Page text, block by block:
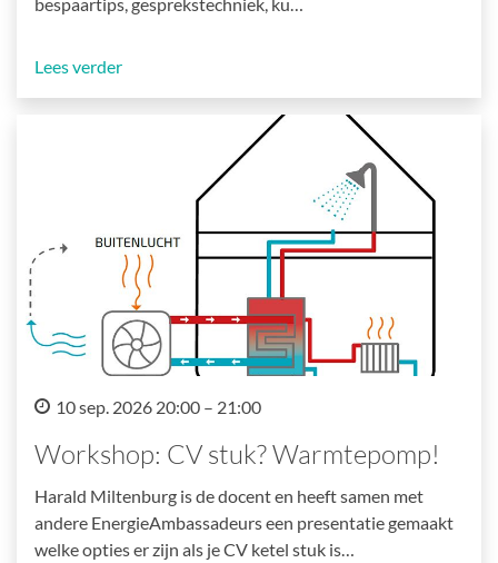
Lees verder
10 sep. 2026 20:00 – 21:00
Workshop: CV stuk? Warmtepomp!
Harald Miltenburg is de docent en heeft samen met
andere EnergieAmbassadeurs een presentatie gemaakt
welke opties er zijn als je CV ketel stuk is…